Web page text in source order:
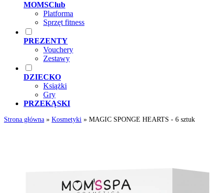
MOMSClub
Platforma
Sprzęt fitness
PREZENTY
Vouchery
Zestawy
DZIECKO
Książki
Gry
PRZEKĄSKI
Strona główna » Kosmetyki » MAGIC SPONGE HEARTS - 6 sztuk